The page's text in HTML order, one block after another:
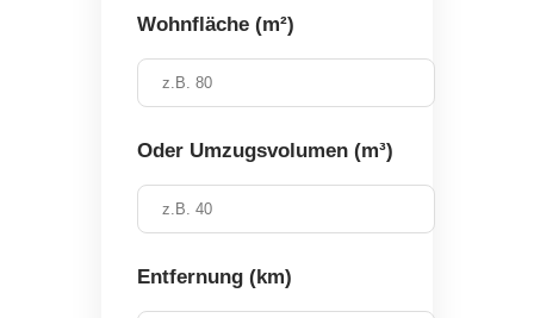
Wohnfläche (m²)
Oder Umzugsvolumen (m³)
Entfernung (km)